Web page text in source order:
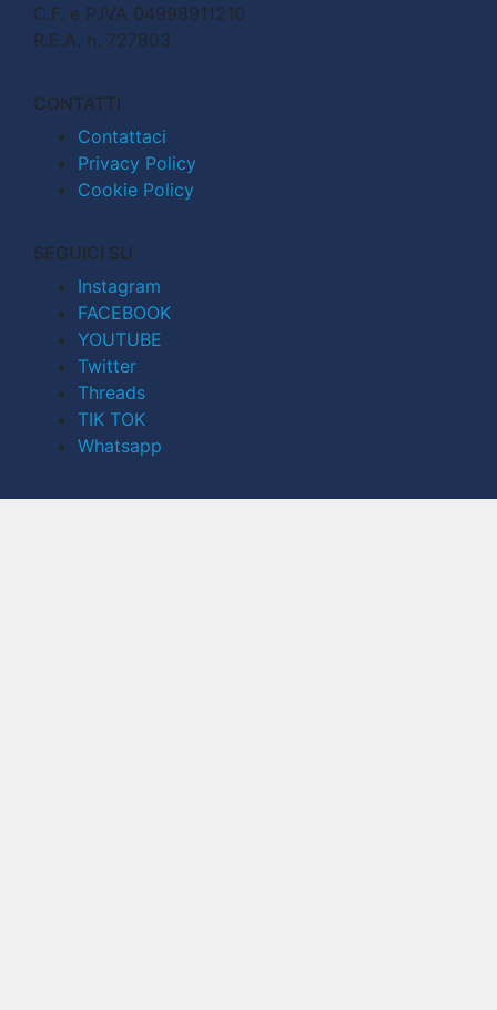
C.F. e P.IVA 04998911210
R.E.A. n. 727803
CONTATTI
Contattaci
Privacy Policy
Cookie Policy
SEGUICI SU
Instagram
FACEBOOK
YOUTUBE
Twitter
Threads
TIK TOK
Whatsapp